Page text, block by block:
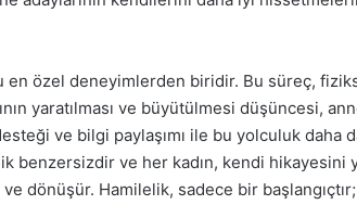
en özel deneyimlerden biridir. Bu süreç,
yaratılması ve büyütülmesi düşüncesi,
ve bilgi paylaşımı ile bu yolculuk daha
benzersizdir ve her kadın, kendi hikayesini
dönüşür. Hamilelik, sadece bir